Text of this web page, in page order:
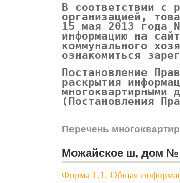
В соответствии с
организацией,
15 мая 2013 года
информацию на
коммунального
ознакомиться
Постановление
раскрытия
(Постановления
Перечень
Можайское ш, дом №
Форма 1.1. Общая